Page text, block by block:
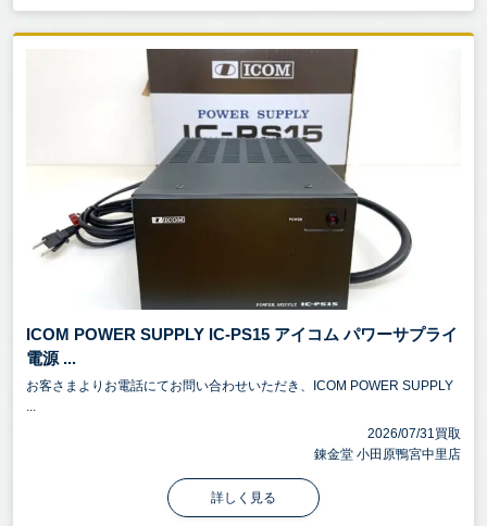
ICOM POWER SUPPLY IC-PS15 アイコム パワーサプライ
電源 ...
お客さまよりお電話にてお問い合わせいただき、ICOM POWER SUPPLY
2026/07/31買取
錬金堂 小田原鴨宮中里店
詳しく見る